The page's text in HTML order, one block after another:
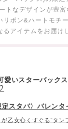
トなデザインが豊富
リボン&ハートモチ
るアイテムをお届け
愛いスターバック
定スタバ〉バレンタ
乙女心くすぐる“タン